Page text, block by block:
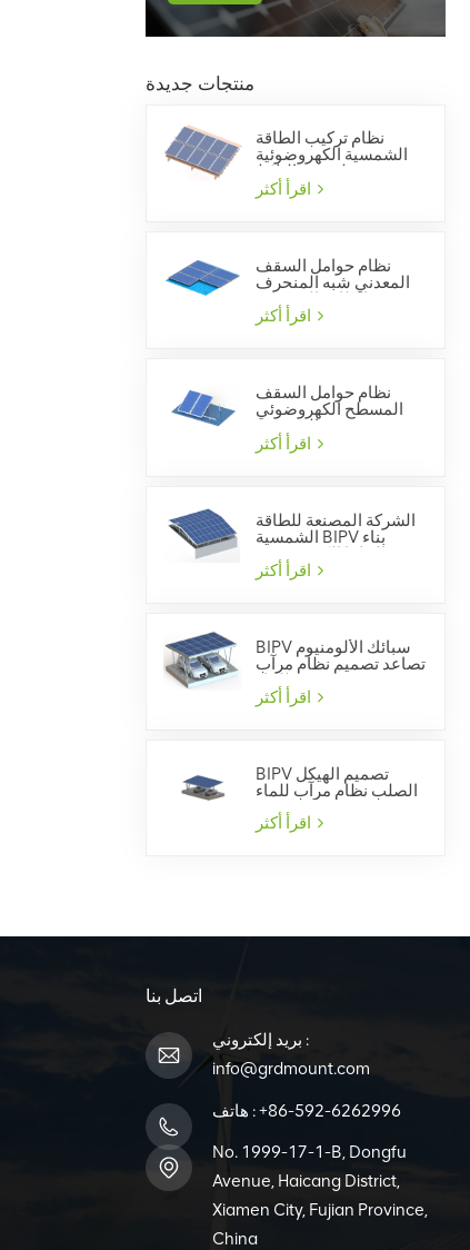
منتجات جديدة
نظام تركيب الطاقة
الشمسية الكهروضوئية
لسقف البلاط
نظام حوامل السقف
المعدني شبه المنحرف
بالطاقة الشمسية
نظام حوامل السقف
المسطح الكهروضوئي
الشمسي
الشركة المصنعة للطاقة
الشمسية BIPV بناء
الخلايا الكهروضوئية
المتكاملة
BIPV سبائك الألومنيوم
تصاعد تصميم نظام مرآب
للماء
BIPV تصميم الهيكل
الصلب نظام مرآب للماء
اتصل بنا
بريد إلكتروني :
info@grdmount.com
هاتف :+86-592-6262996
No. 1999-17-1-B, Dongfu
Avenue, Haicang District,
Xiamen City, Fujian Province,
China